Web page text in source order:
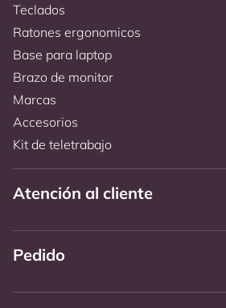
Teclados
Ratones ergonomicos
Base para laptop
Brazo de monitor
Marcas
Accesorios
Kit de teletrabajo
Atención al cliente
Pedido